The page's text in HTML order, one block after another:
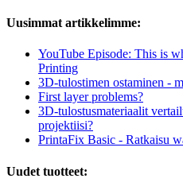
Uusimmat artikkelimme:
YouTube Episode: This is
Printing
3D-tulostimen ostaminen -
First layer problems?
3D-tulostusmateriaalit
projektiisi?
PrintaFix Basic - Ratkaisu
Uudet tuotteet: